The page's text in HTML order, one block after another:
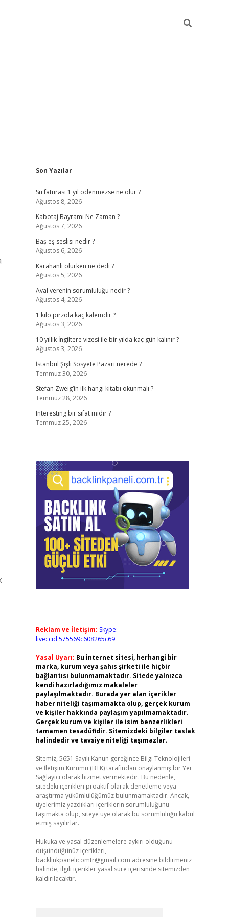
Sidebar
Son Yazılar
Su faturası 1 yıl ödenmezse ne olur ?
Ağustos 8, 2026
Kabotaj Bayramı Ne Zaman ?
Ağustos 7, 2026
Baş eş seslisi nedir ?
Ağustos 6, 2026
Karahanlı ölürken ne dedi ?
Ağustos 5, 2026
Aval verenin sorumluluğu nedir ?
Ağustos 4, 2026
1 kilo pirzola kaç kalemdir ?
Ağustos 3, 2026
10 yıllık İngiltere vizesi ile bir yılda kaç gün kalınır ?
Ağustos 3, 2026
İstanbul Şişli Sosyete Pazarı nerede ?
Temmuz 30, 2026
Stefan Zweig’in ilk hangi kitabı okunmalı ?
Temmuz 28, 2026
Interesting bir sıfat mıdır ?
Temmuz 25, 2026
Reklam ve İletişim: Skype:
live:.cid.575569c608265c69
Yasal Uyarı: Bu internet sitesi, herhangi bir
marka, kurum veya şahıs şirketi ile hiçbir
bağlantısı bulunmamaktadır. Sitede yalnızca
kendi hazırladığımız makaleler
paylaşılmaktadır. Burada yer alan içerikler
haber niteliği taşımamakta olup, gerçek kurum
ve kişiler hakkında paylaşım yapılmamaktadır.
Gerçek kurum ve kişiler ile isim benzerlikleri
tamamen tesadüfidir. Sitemizdeki bilgiler taslak
halindedir ve tavsiye niteliği taşımazlar.
Sitemiz, 5651 Sayılı Kanun gereğince Bilgi Teknolojileri
ve İletişim Kurumu (BTK) tarafından onaylanmış bir Yer
Sağlayıcı olarak hizmet vermektedir. Bu nedenle,
sitedeki içerikleri proaktif olarak denetleme veya
araştırma yükümlülüğümüz bulunmamaktadır. Ancak,
üyelerimiz yazdıkları içeriklerin sorumluluğunu
taşımakta olup, siteye üye olarak bu sorumluluğu kabul
etmiş sayılırlar.
Hukuka ve yasal düzenlemelere aykırı olduğunu
düşündüğünüz içerikleri,
backlinkpanelicomtr@gmail.com adresine bildirmeniz
halinde, ilgili içerikler yasal süre içerisinde sitemizden
kaldırılacaktır.